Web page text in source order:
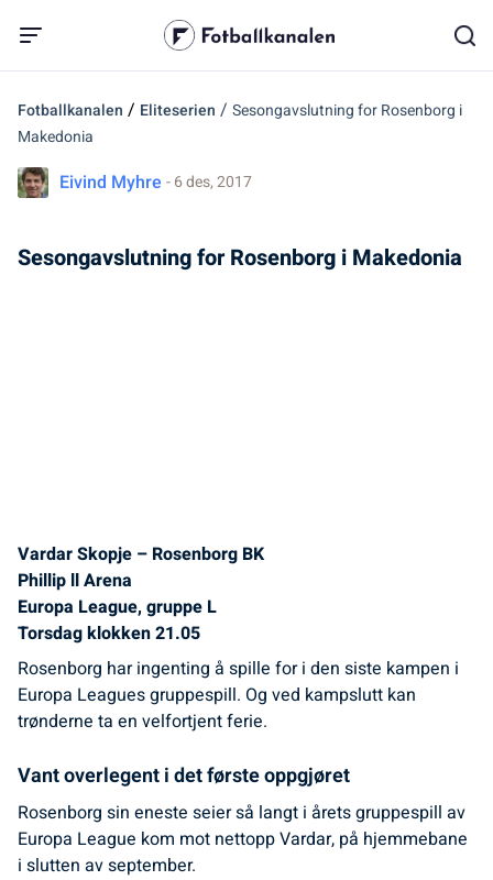
Fotballkanalen / Eliteserien / Sesongavslutning for Rosenborg i
Makedonia
Eivind Myhre - 6 des, 2017
Sesongavslutning for Rosenborg i Makedonia
Vardar Skopje – Rosenborg BK
Phillip ll Arena
Europa League, gruppe L
Torsdag klokken 21.05
Rosenborg har ingenting å spille for i den siste kampen i
Europa Leagues gruppespill. Og ved kampslutt kan
trønderne ta en velfortjent ferie.
Vant overlegent i det første oppgjøret
Rosenborg sin eneste seier så langt i årets gruppespill av
Europa League kom mot nettopp Vardar, på hjemmebane
i slutten av september.